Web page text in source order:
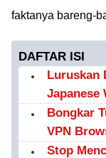
faktanya bareng-
DAFTAR ISI
Luruskan
Japanese
Bongkar
VPN
Stop